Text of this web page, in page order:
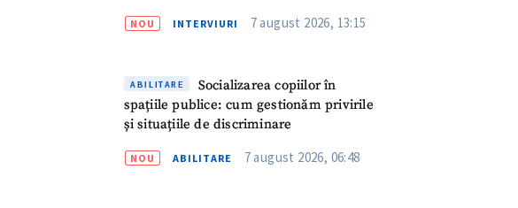
NOU INTERVIURI 7 august 2026, 13:15
ABILITARE
Socializarea copiilor în
spațiile publice: cum gestionăm privirile
și situațiile de discriminare
NOU ABILITARE 7 august 2026, 06:48